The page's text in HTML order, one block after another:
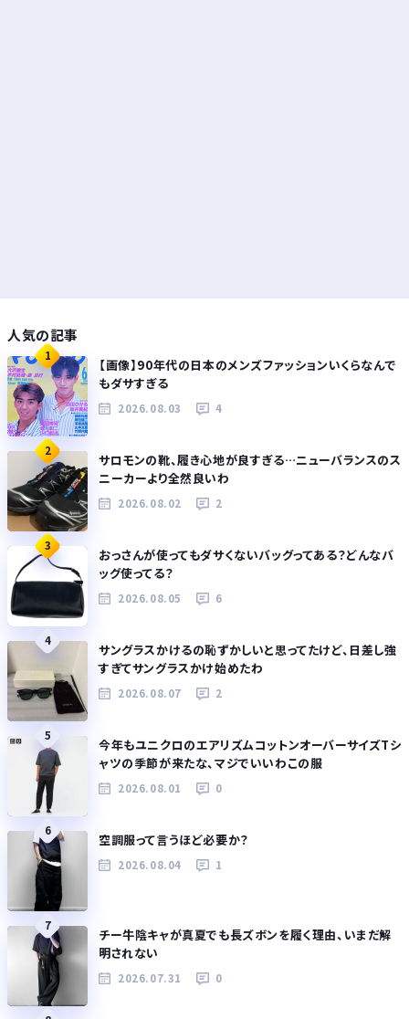
人気の記事
1
【画像】90年代の日本のメンズファッションいくらなんで
もダサすぎる
2026.08.03 4
2
サロモンの靴、履き心地が良すぎる…ニューバランスのス
ニーカーより全然良いわ
2026.08.02 2
3
おっさんが使ってもダサくないバッグってある？どんなバ
ッグ使ってる？
2026.08.05 6
4
サングラスかけるの恥ずかしいと思ってたけど、日差し強
すぎてサングラスかけ始めたわ
2026.08.07 2
5
今年もユニクロのエアリズムコットンオーバーサイズTシ
ャツの季節が来たな、マジでいいわこの服
2026.08.01 0
6
空調服って言うほど必要か？
2026.08.04 1
7
チー牛陰キャが真夏でも長ズボンを履く理由、いまだ解
明されない
2026.07.31 0